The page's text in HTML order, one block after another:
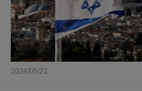
2024/05/21